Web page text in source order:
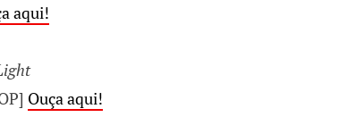
aqui!
Ouça aqui!